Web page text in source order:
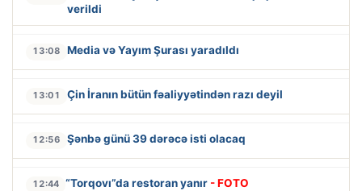
verildi
13:08 Media və Yayım Şurası yaradıldı
13:01 Çin İranın bütün fəaliyyətindən razı deyil
12:56 Şənbə günü 39 dərəcə isti olacaq
12:44 “Torqovı”da restoran yanır - FOTO